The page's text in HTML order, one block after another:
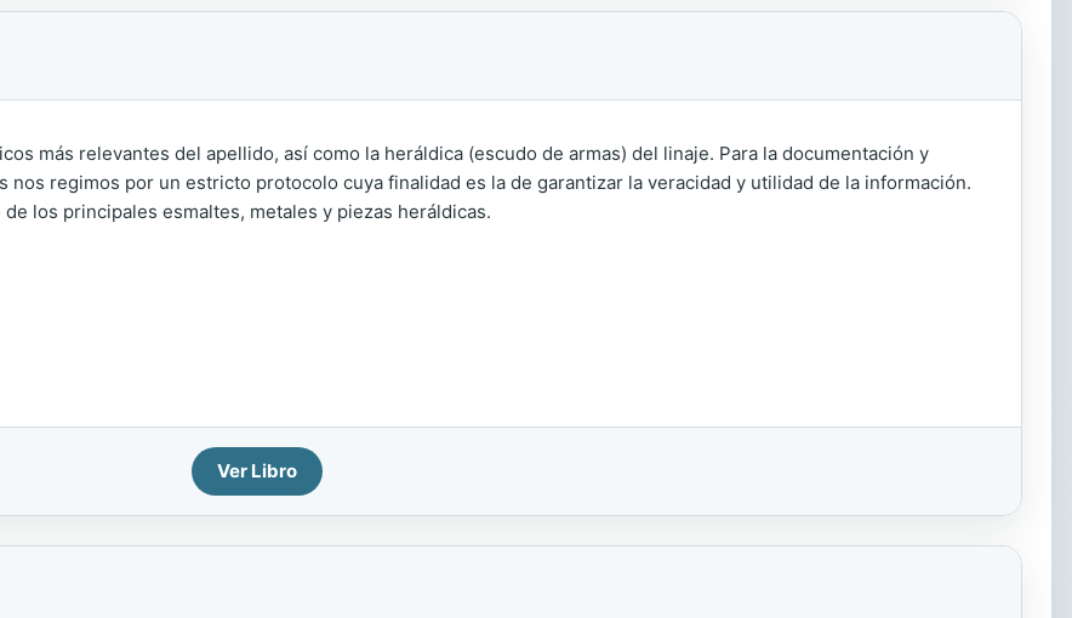
más relevantes del apellido, así como la heráldica (escudo de armas) del linaje. Para la documentación y
nos regimos por un estricto protocolo cuya finalidad es la de garantizar la veracidad y utilidad de la información.
los principales esmaltes, metales y piezas heráldicas.
Ver Libro